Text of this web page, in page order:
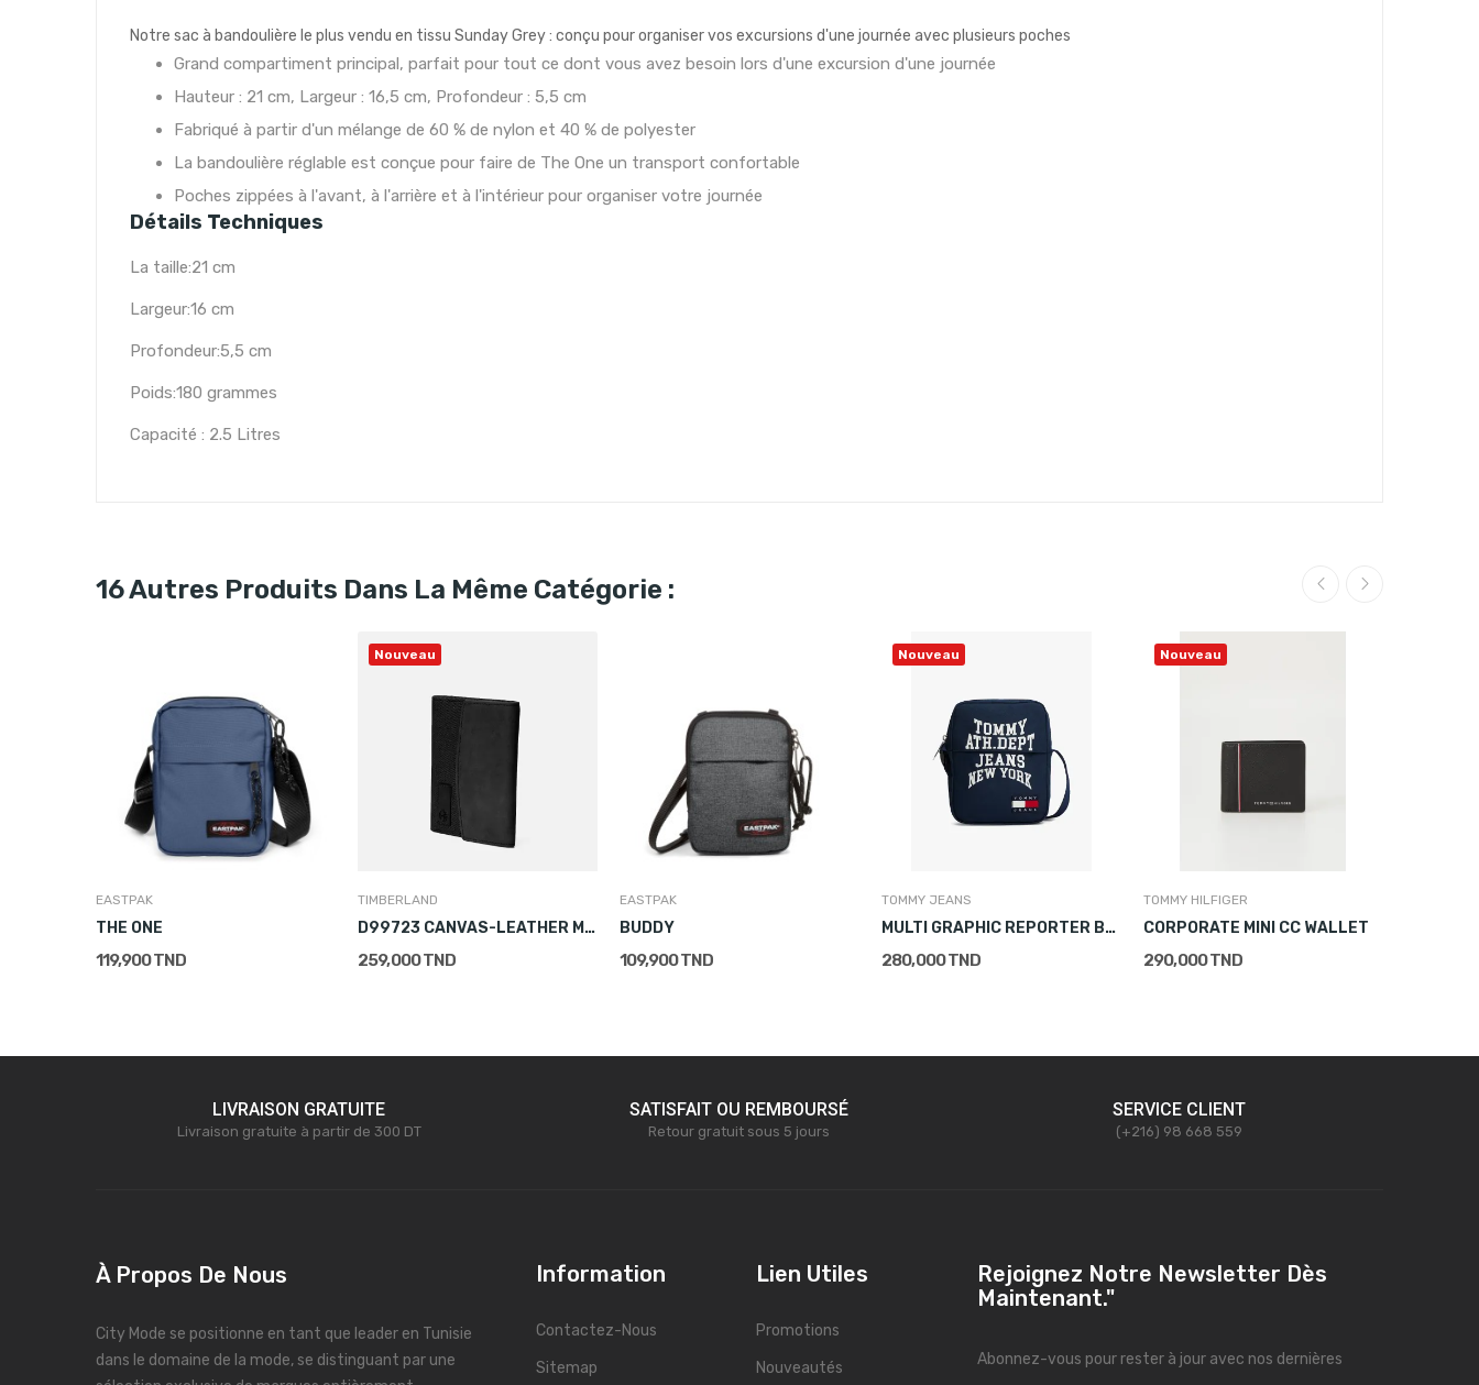
Notre sac à bandoulière le plus vendu en tissu Sunday Grey : conçu pour organiser vos excursions d'une journée avec plusieurs poches
Grand compartiment principal, parfait pour tout ce dont vous avez besoin lors d'une excursion d'une journée
Hauteur : 21 cm, Largeur : 16,5 cm, Profondeur : 5,5 cm
Fabriqué à partir d'un mélange de 60 % de nylon et 40 % de polyester
La bandoulière réglable est conçue pour faire de The One un transport confortable
Poches zippées à l'avant, à l'arrière et à l'intérieur pour organiser votre journée
Détails Techniques
La taille:21 cm
Largeur:16 cm
Profondeur:5,5 cm
Poids:180 grammes
Capacité : 2.5 Litres
16 Autres Produits Dans La Même Catégorie :
EASTPAK
THE ONE
119,900 TND
Nouveau
TIMBERLAND
D99723 CANVAS-LEATHER MONEY MANAGER NOIR
259,000 TND
EASTPAK
BUDDY
109,900 TND
Nouveau
TOMMY JEANS
MULTI GRAPHIC REPORTER BAG
280,000 TND
Nouveau
TOMMY HILFIGER
CORPORATE MINI CC WALLET
290,000 TND
LIVRAISON GRATUITE
Livraison gratuite à partir de 300 DT
SATISFAIT OU REMBOURSÉ
Retour gratuit sous 5 jours
SERVICE CLIENT
(+216) 98 668 559
À Propos De Nous
City Mode se positionne en tant que leader en Tunisie
dans le domaine de la mode, se distinguant par une
Information
Contactez-Nous
Sitemap
Lien Utiles
Promotions
Nouveautés
Rejoignez Notre Newsletter Dès
Maintenant."
Abonnez-vous pour rester à jour avec nos dernières